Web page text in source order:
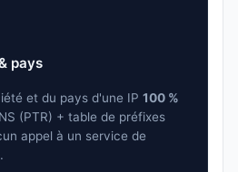
pays
et du pays d'une IP 100 %
(PTR) + table de préfixes
appel à un service de